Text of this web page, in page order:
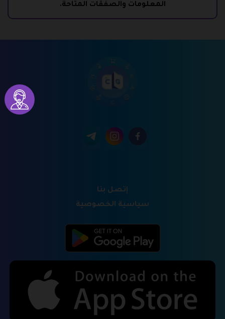
المعلومات والصفقات المتاحة.
إتصل بنا
سياسية الخصوصية